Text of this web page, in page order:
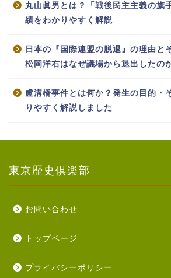
丸山眞男とは？「戦後民主主義の旗
績をわかりやすく解説
日本の『国際連盟の脱退』の理由と
松岡洋右はなぜ議場から退出したの
盧溝橋事件とは何か？発生の目的・
りやすく解説しました
東京歴史倶楽部
お問い合わせ
トップページ
プライバシーポリシー